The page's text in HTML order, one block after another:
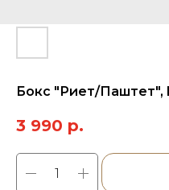
Бокс "Риет/Паштет",
3 990 р.